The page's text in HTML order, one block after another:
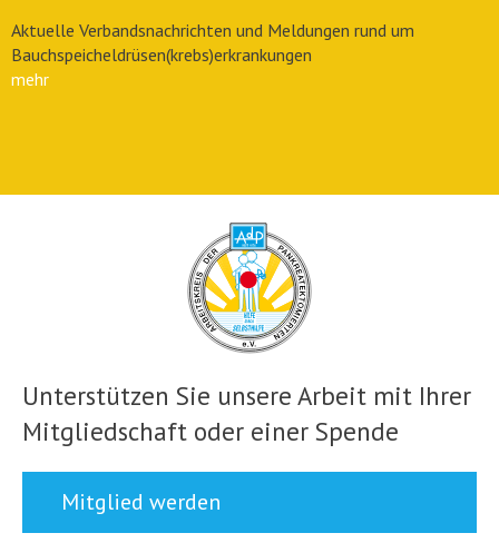
Aktuelle Verbandsnachrichten und Meldungen rund um
Bauchspeicheldrüsen(krebs)erkrankungen
mehr
Unterstützen Sie unsere Arbeit mit Ihrer
Mitgliedschaft oder einer Spende
Mitglied werden